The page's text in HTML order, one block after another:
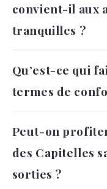
domaine
qu’un rythme
convient-il aux
tranquilles ?
Oui, le cadre
favorisent les
existent, mais
Qu’est-ce qui
termes de
Le confort vient
hébergements
aménagés et
soigné, sans excès.
Peut-on
des Capitelles
sorties ?